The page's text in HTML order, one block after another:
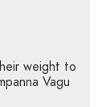
weight to
Vagu